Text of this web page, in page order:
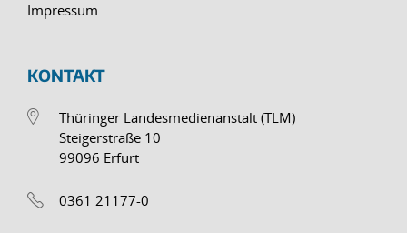
Impressum
KONTAKT
Thüringer Landesmedienanstalt (TLM)
Steigerstraße 10
99096 Erfurt
0361 21177-0